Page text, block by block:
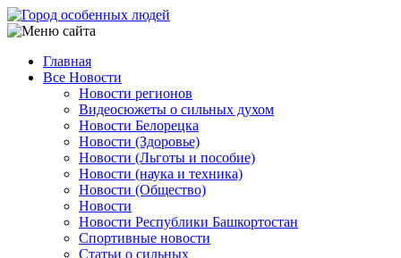
Перейти
к
содержанию
Main
navigation
Главная
Все Новости
Новости регионов
Видеосюжеты о сильных духом
Новости Белорецка
Новости (Здоровье)
Новости (Льготы и пособие)
Новости (наука и техника)
Новости (Общество)
Новости
Новости Республики Башкортостан
Спортивные новости
Статьи о сильных